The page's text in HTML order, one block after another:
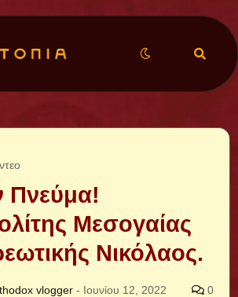
Πνεύμα!
Μεσογαίας
Νικόλαος.
vlogger - Ιουνίου 12, 2022 0